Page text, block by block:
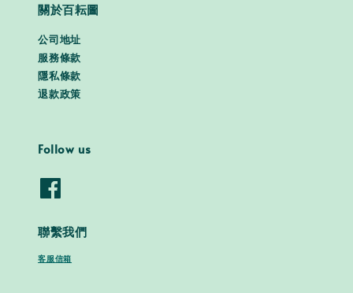
關於百耘圖
公司地址
服務條款
隱私條款
退款政策
Follow us
聯繫我們
客服信箱